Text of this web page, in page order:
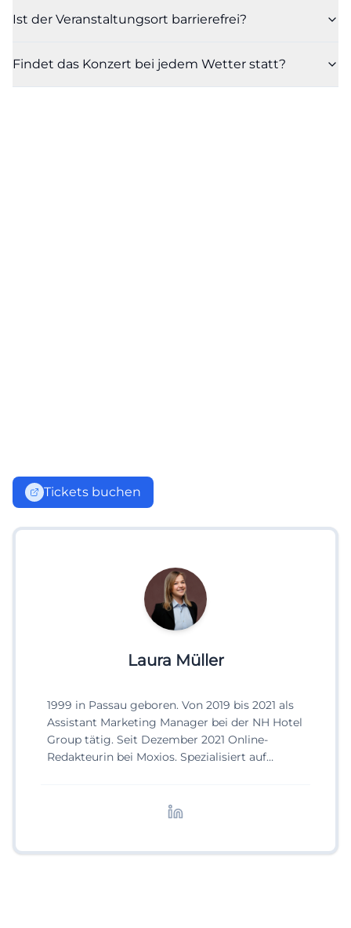
Ist der Veranstaltungsort barrierefrei?
Findet das Konzert bei jedem Wetter statt?
Tickets buchen
Laura Müller
1999 in Passau geboren. Von 2019 bis 2021 als
Assistant Marketing Manager bei der NH Hotel
Group tätig. Seit Dezember 2021 Online-
Redakteurin bei Moxios. Spezialisiert auf